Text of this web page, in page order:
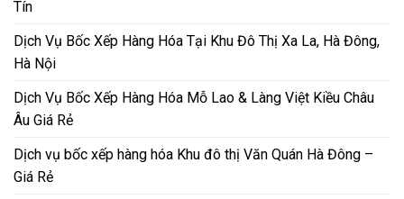
Tín
Dịch Vụ Bốc Xếp Hàng Hóa Tại Khu Đô Thị Xa La, Hà Đông,
Hà Nội
Dịch Vụ Bốc Xếp Hàng Hóa Mỗ Lao & Làng Việt Kiều Châu
Âu Giá Rẻ
Dịch vụ bốc xếp hàng hóa Khu đô thị Văn Quán Hà Đông –
Giá Rẻ